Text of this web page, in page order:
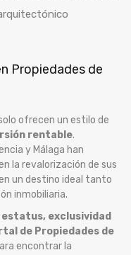
Propiedades de
ofrecen un estilo de
rentable.
y Málaga han
la revalorización de sus
un destino ideal tanto
inmobiliaria.
estatus, exclusividad
de Propiedades de
encontrar la